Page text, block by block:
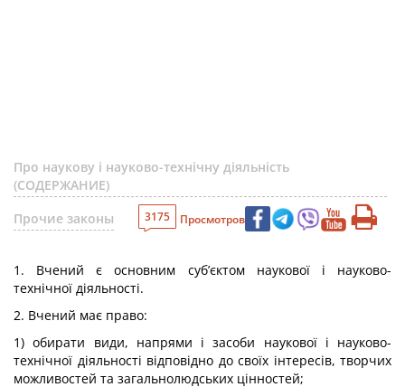
Про наукову і науково-технічну діяльність
(СОДЕРЖАНИЕ)
Прочие законы
3175 Просмотров
1. Вчений є основним суб’єктом наукової і науково-
технічної діяльності.
2. Вчений має право:
1) обирати види, напрями і засоби наукової і науково-
технічної діяльності відповідно до своїх інтересів, творчих
можливостей та загальнолюдських цінностей;